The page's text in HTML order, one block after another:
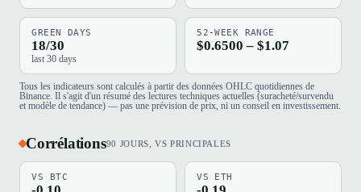
GREEN DAYS
18/30
last 30 days
52-WEEK RANGE
$0.6500 – $1.07
Tous les indicateurs sont calculés à partir des données OHLC quotidiennes de
Binance. Il s'agit d'un résumé des lectures techniques actuelles (suracheté/survendu
et modèle de tendance) — pas une prévision de prix, ni un conseil en investissement.
Corrélations90 JOURS, VS PRINCIPALES
VS BTC VS ETH